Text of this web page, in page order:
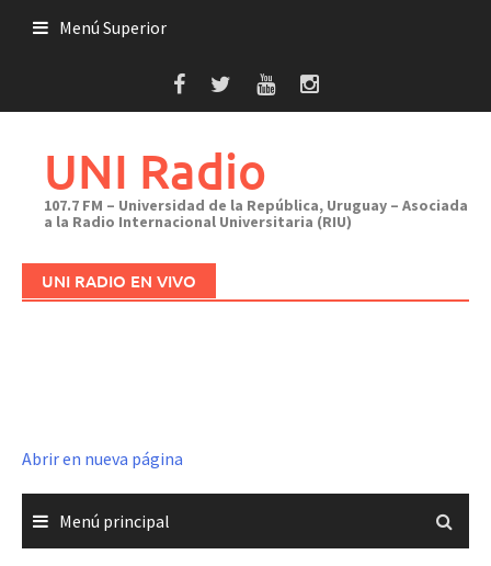
Menú Superior
UNI Radio
107.7 FM – Universidad de la República, Uruguay – Asociada
a la Radio Internacional Universitaria (RIU)
UNI RADIO EN VIVO
Abrir en nueva página
Menú principal